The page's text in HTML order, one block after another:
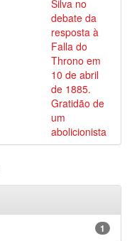
Silva no
debate da
resposta à
Falla do
Throno em
10 de abril
de 1885.
Gratidão de
um
abolicionista
1